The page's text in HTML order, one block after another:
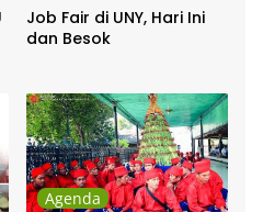
Job Fair di UNY, Hari Ini
dan Besok
Agenda